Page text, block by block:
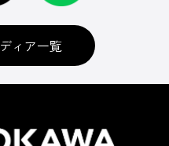
ィア一覧